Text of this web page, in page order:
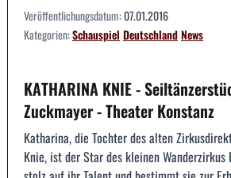
Veröffentlichungsdatum:07.01.2016
Kategorien:Schauspiel DeutschlandNews
KATHARINA KNIE -
Zuckmayer - Theater Konstanz
Katharina, die Tochter des alten
Knie, ist der Star des kleinen